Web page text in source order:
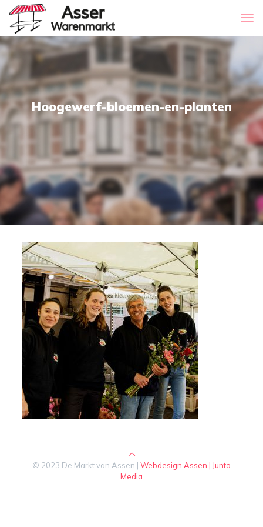
Hoogewerf-bloemen-en-planten
© 2023 De Markt van Assen | Webdesign Assen | Junto
Media